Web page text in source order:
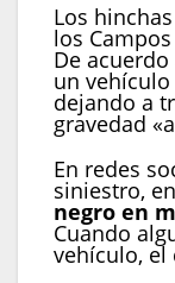
Los
los
De
un vehículo
dejando a
gravedad
En redes
siniestro,
negro en
Cuando
vehículo, el